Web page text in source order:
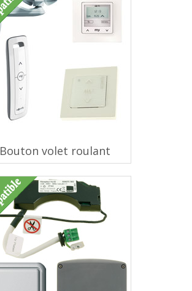
Bouton volet roulant